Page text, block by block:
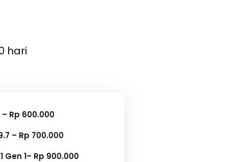
hari
Rp 600.000
– Rp 700.000
Gen 1– Rp 900.000